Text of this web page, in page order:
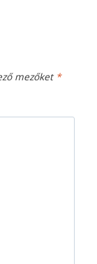
mezőket *